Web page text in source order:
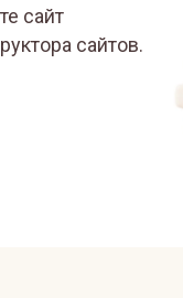
сайт
сайтов.